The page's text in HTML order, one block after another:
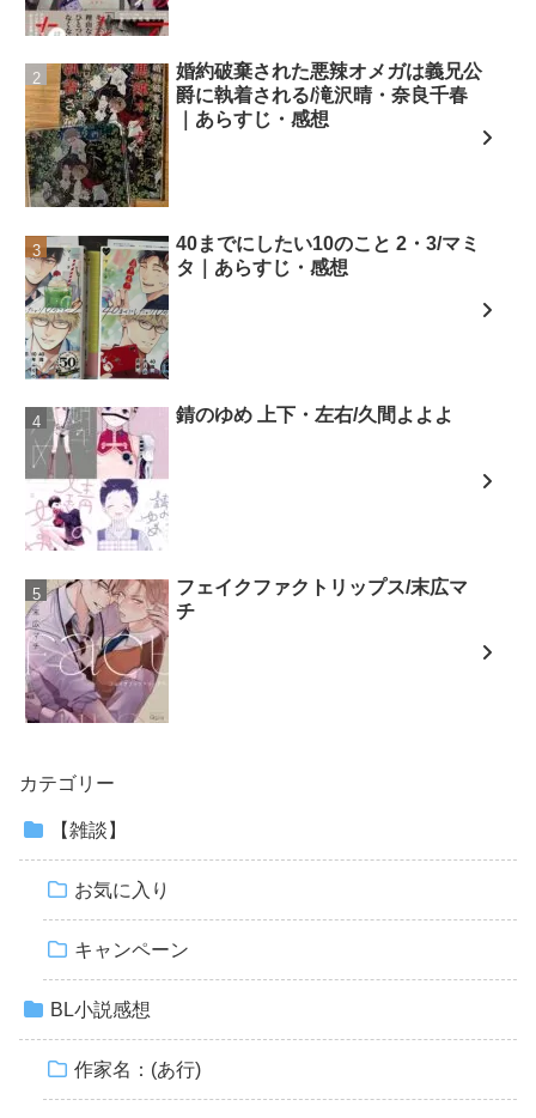
婚約破棄された悪辣オメガは義兄公
爵に執着される/滝沢晴・奈良千春
｜あらすじ・感想
40までにしたい10のこと 2・3/マミ
タ｜あらすじ・感想
錆のゆめ 上下・左右/久間よよよ
フェイクファクトリップス/末広マ
チ
カテゴリー
【雑談】
お気に入り
キャンペーン
BL小説感想
作家名：(あ行)